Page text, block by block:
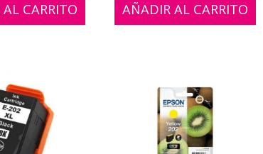
CARRITO AÑADIR AL CARRITO